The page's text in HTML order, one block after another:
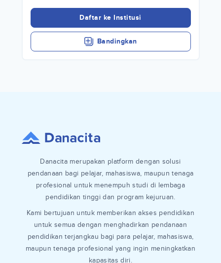
Daftar ke Institusi
Bandingkan
Danacita merupakan platform dengan solusi
pendanaan bagi pelajar, mahasiswa, maupun tenaga
profesional untuk menempuh studi di lembaga
pendidikan tinggi dan program kejuruan.
Kami bertujuan untuk memberikan akses pendidikan
untuk semua dengan menghadirkan pendanaan
pendidikan terjangkau bagi para pelajar, mahasiswa,
maupun tenaga profesional yang ingin meningkatkan
kapasitas diri.